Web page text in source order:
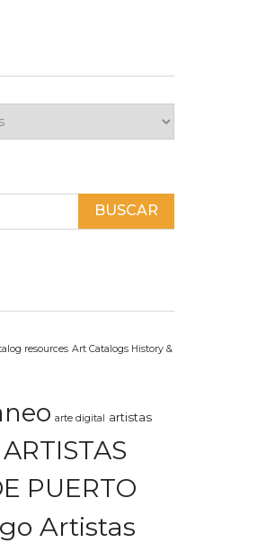
resources Art Catalogs History &
arte digital artistas
ARTISTAS
PUERTO
Artistas